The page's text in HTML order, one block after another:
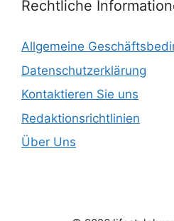
Rechtliche
Allgemeine
Datenschutzerklärung
Kontaktieren Sie uns
Redaktionsrichtlinien
Über Uns